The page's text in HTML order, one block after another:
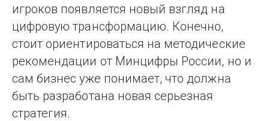
игроков появляется новый взгляд на
цифровую трансформацию. Конечно,
стоит ориентироваться на методические
рекомендации от Минцифры России, но и
сам бизнес уже понимает, что должна
быть разработана новая серьезная
стратегия.